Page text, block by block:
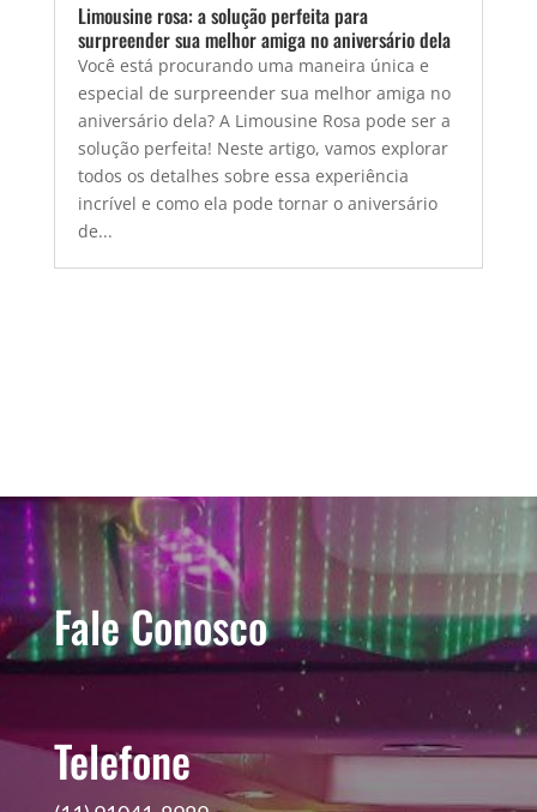
Limousine rosa: a solução perfeita para
surpreender sua melhor amiga no aniversário dela
Você está procurando uma maneira única e
especial de surpreender sua melhor amiga no
aniversário dela? A Limousine Rosa pode ser a
solução perfeita! Neste artigo, vamos explorar
todos os detalhes sobre essa experiência
incrível e como ela pode tornar o aniversário
de...
Fale Conosco
Telefone